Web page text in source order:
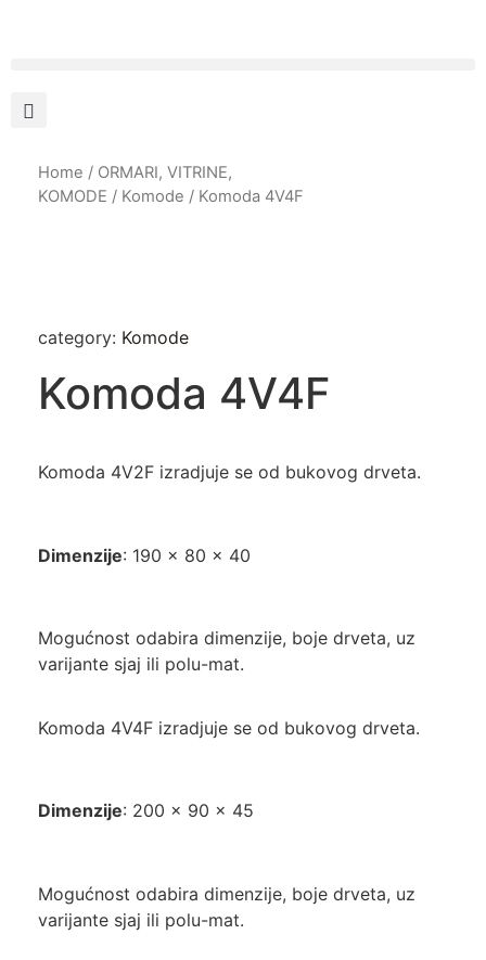
Home / ORMARI, VITRINE,
KOMODE / Komode / Komoda 4V4F
category: Komode
Komoda 4V4F
Komoda 4V2F izradjuje se od bukovog drveta.
Dimenzije: 190 x 80 x 40
Mogućnost odabira dimenzije, boje drveta, uz
varijante sjaj ili polu-mat.
Komoda 4V4F izradjuje se od bukovog drveta.
Dimenzije: 200 x 90 x 45
Mogućnost odabira dimenzije, boje drveta, uz
varijante sjaj ili polu-mat.